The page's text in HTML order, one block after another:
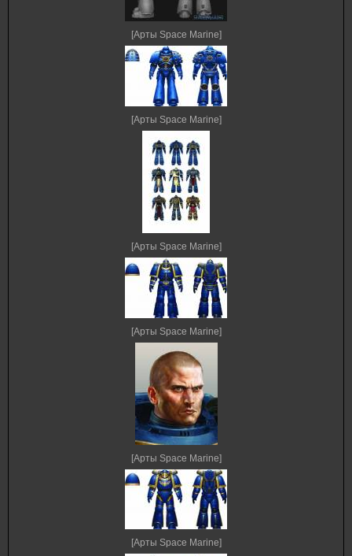
[Арты Space Marine]
[Арты Space Marine]
[Арты Space Marine]
[Арты Space Marine]
[Арты Space Marine]
[Арты Space Marine]